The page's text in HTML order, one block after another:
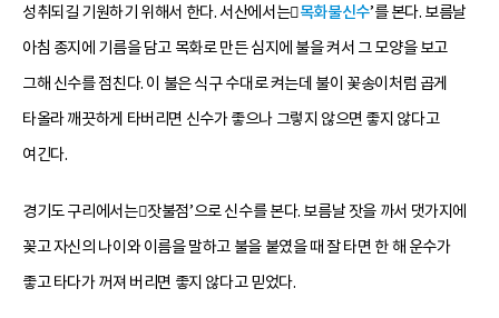
성취되길 기원하기 위해서 한다. 서산에서는󰡐목화불신수’를 본다. 보름날
아침 종지에 기름을 담고 목화로 만든 심지에 불을 켜서 그 모양을 보고
그해 신수를 점친다. 이 불은 식구 수대로 켜는데 불이 꽃송이처럼 곱게
타올라 깨끗하게 타버리면 신수가 좋으나 그렇지 않으면 좋지 않다고
여긴다.
경기도 구리에서는󰡐잣불점’으로 신수를 본다. 보름날 잣을 까서 댓가지에
꽂고 자신의 나이와 이름을 말하고 불을 붙였을 때 잘 타면 한 해 운수가
좋고 타다가 꺼져 버리면 좋지 않다고 믿었다.